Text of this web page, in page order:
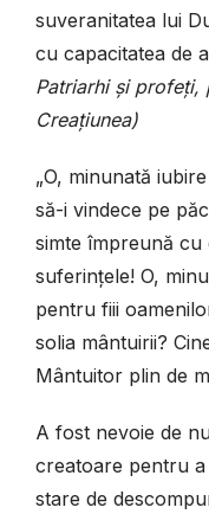
suveranitatea lui
cu capacitatea de
Patriarhi și
Creațiunea)
„O, minunată
să-i vindece pe
simte împreună
suferințele! O,
pentru fiii
solia mântuirii?
Mântuitor plin de
A fost nevoie de
creatoare pentru
stare de